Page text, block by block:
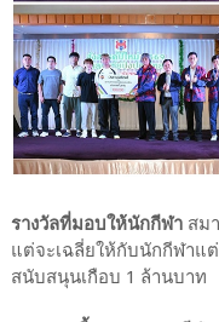
รางวัลที่มอบให้นักกีฬาสม
แต่จะเฉลี่ยให้กับนักกีฬาแ
สนับสนุนเกือบ 1 ล้านบาท